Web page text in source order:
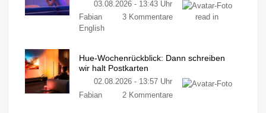
03.08.2026 - 13:43 Uhr
Fabian
3 Kommentare
read in
English
Hue-Wochenrückblick: Dann schreiben
wir halt Postkarten
02.08.2026 - 13:57 Uhr
Fabian
2 Kommentare